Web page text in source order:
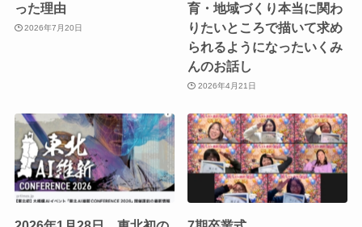
った理由
2026年7月20日
育・地域づくり本当に関わ
りたいところで描いて求め
られるようになったいくみ
んのお話し
2026年4月21日